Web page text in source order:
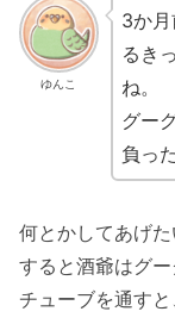
ゆんこ
3か
るき
ね。
グー
負っ
何とかしてあげ
すると酒爺はグ
チューブを通すと